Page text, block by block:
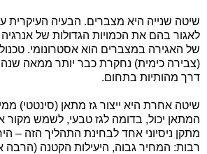
שיטה שנייה היא מצברים. הבעיה העיקרית
לאגור בהם את הכמויות הגדולות של
של האגירה במצברים הוא אסטרונומי.
(צבירה כימית) נחקרת כבר יותר ממאה שנה,
דרך מהותיות בתחום.
שיטה אחרת היא ייצור גז מתאן (סינטטי)
המתאן יכול, בדומה לגז טבעי, לשמש מקור
מתקן ניסיוני אחד לבחינת התהליך הזה –
רבות: המחיר גבוה, היעילות הקטנה (הרבה